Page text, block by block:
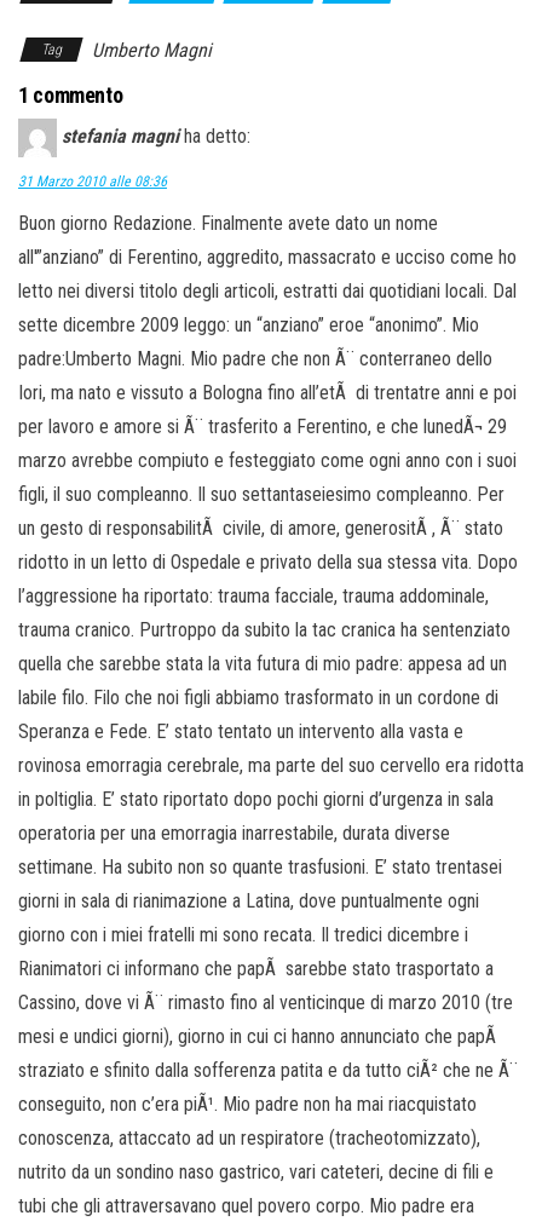
Tag Umberto Magni
1 commento
stefania magni ha detto:
31 Marzo 2010 alle 08:36
Buon giorno Redazione. Finalmente avete dato un nome
all'”anziano” di Ferentino, aggredito, massacrato e ucciso come ho
letto nei diversi titolo degli articoli, estratti dai quotidiani locali. Dal
sette dicembre 2009 leggo: un “anziano” eroe “anonimo”. Mio
padre:Umberto Magni. Mio padre che non Ã¨ conterraneo dello
Iori, ma nato e vissuto a Bologna fino all’etÃ di trentatre anni e poi
per lavoro e amore si Ã¨ trasferito a Ferentino, e che lunedÃ¬ 29
marzo avrebbe compiuto e festeggiato come ogni anno con i suoi
figli, il suo compleanno. Il suo settantaseiesimo compleanno. Per
un gesto di responsabilitÃ civile, di amore, generositÃ , Ã¨ stato
ridotto in un letto di Ospedale e privato della sua stessa vita. Dopo
l’aggressione ha riportato: trauma facciale, trauma addominale,
trauma cranico. Purtroppo da subito la tac cranica ha sentenziato
quella che sarebbe stata la vita futura di mio padre: appesa ad un
labile filo. Filo che noi figli abbiamo trasformato in un cordone di
Speranza e Fede. E’ stato tentato un intervento alla vasta e
rovinosa emorragia cerebrale, ma parte del suo cervello era ridotta
in poltiglia. E’ stato riportato dopo pochi giorni d’urgenza in sala
operatoria per una emorragia inarrestabile, durata diverse
settimane. Ha subito non so quante trasfusioni. E’ stato trentasei
giorni in sala di rianimazione a Latina, dove puntualmente ogni
giorno con i miei fratelli mi sono recata. Il tredici dicembre i
Rianimatori ci informano che papÃ sarebbe stato trasportato a
Cassino, dove vi Ã¨ rimasto fino al venticinque di marzo 2010 (tre
mesi e undici giorni), giorno in cui ci hanno annunciato che papÃ
straziato e sfinito dalla sofferenza patita e da tutto ciÃ² che ne Ã¨
conseguito, non c’era piÃ¹. Mio padre non ha mai riacquistato
conoscenza, attaccato ad un respiratore (tracheotomizzato),
nutrito da un sondino naso gastrico, vari cateteri, decine di fili e
tubi che gli attraversavano quel povero corpo. Mio padre era